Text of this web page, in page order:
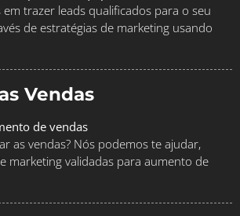
em trazer leads qualificados para o seu
de estratégias de marketing usando
Vendas
de vendas
as vendas? Nós podemos te ajudar,
marketing validadas para aumento de